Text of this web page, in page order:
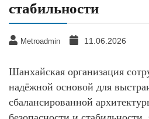
стабильности
Metroadmin 11.06.2026
Шанхайская организация
надёжной основой для
сбалансированной